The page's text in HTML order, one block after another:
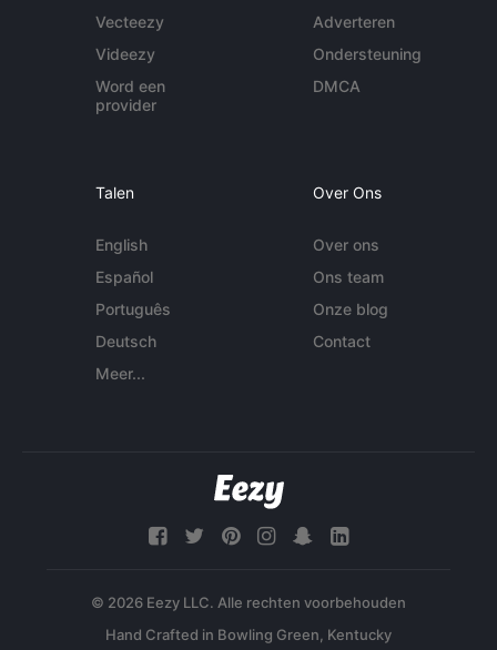
Vecteezy
Videezy
Word een
provider
Adverteren
Ondersteuning
DMCA
Talen
English
Español
Português
Deutsch
Meer...
Over Ons
Over ons
Ons team
Onze blog
Contact
© 2026 Eezy LLC. Alle rechten voorbehouden